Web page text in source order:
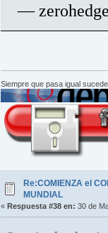
—
Siempre que pasa igual
Re:COMIENZA el
MUNDIAL
« Respuesta #38 en: 30 de